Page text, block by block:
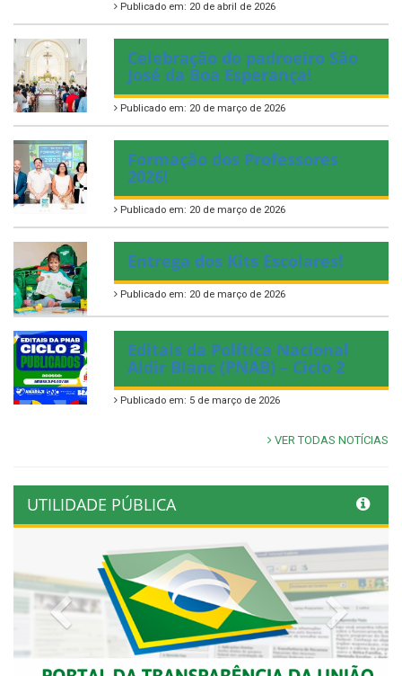
Publicado em: 20 de abril de 2026
Celebração do padroeiro São
José da Boa Esperança!
Publicado em: 20 de março de 2026
Formação dos Professores
2026!
Publicado em: 20 de março de 2026
Entrega dos Kits Escolares!
Publicado em: 20 de março de 2026
Editais da Política Nacional
Aldir Blanc (PNAB) – Ciclo 2
Publicado em: 5 de março de 2026
VER TODAS NOTÍCIAS
UTILIDADE PÚBLICA
Previous Next